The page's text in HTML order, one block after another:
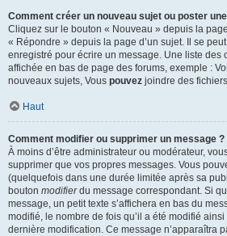
Comment créer un nouveau sujet ou poster
Cliquez sur le bouton « Nouveau » depuis la
« Répondre » depuis la page d’un sujet. Il se
enregistré pour écrire un message. Une liste des
affichée en bas de page des forums, exemple :
nouveaux sujets, Vous pouvez joindre des
Haut
Comment modifier ou supprimer un message ?
À moins d’être administrateur ou modérateur,
supprimer que vos propres messages. Vous
(quelquefois dans une durée limitée après sa
bouton modifierdu message correspondant. Si
message, un petit texte s’affichera en bas du
modifié, le nombre de fois qu’il a été modifié
dernière modification. Ce message n’apparaîtra